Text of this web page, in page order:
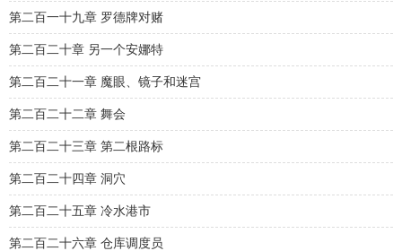
第二百一十九章 罗德牌对赌
第二百二十章 另一个安娜特
第二百二十一章 魔眼、镜子和迷宫
第二百二十二章 舞会
第二百二十三章 第二根路标
第二百二十四章 洞穴
第二百二十五章 冷水港市
第二百二十六章 仓库调度员